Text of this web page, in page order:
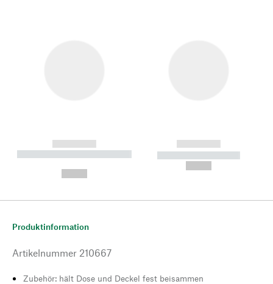
------------
----------- ----------- --------
------------
----------- -----------
Produktinformation
Artikelnummer 210667
Zubehör: hält Dose und Deckel fest beisammen